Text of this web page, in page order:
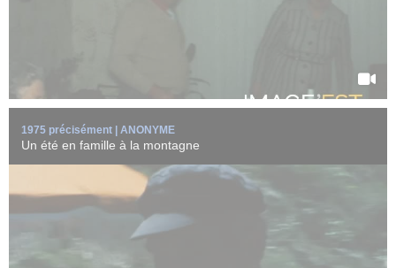
1975 précisément | ANONYME
Un été en famille à la montagne
Un bébé passe des moments avec sa famille.